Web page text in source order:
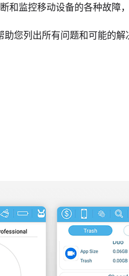
监控移动设备的各种故障
您列出所有问题和可能的解